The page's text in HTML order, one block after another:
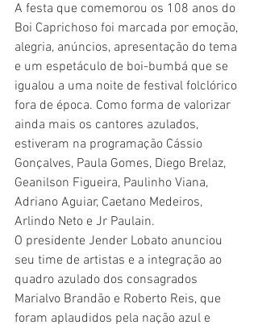
A festa que comemorou os 108 anos do
Boi Caprichoso foi marcada por emoção,
alegria, anúncios, apresentação do tema
e um espetáculo de boi-bumbá que se
igualou a uma noite de festival folclórico
fora de época. Como forma de valorizar
ainda mais os cantores azulados,
estiveram na programação Cássio
Gonçalves, Paula Gomes, Diego Brelaz,
Geanilson Figueira, Paulinho Viana,
Adriano Aguiar, Caetano Medeiros,
Arlindo Neto e Jr Paulain.
O presidente Jender Lobato anunciou
seu time de artistas e a integração ao
quadro azulado dos consagrados
Marialvo Brandão e Roberto Reis, que
foram aplaudidos pela nação azul e